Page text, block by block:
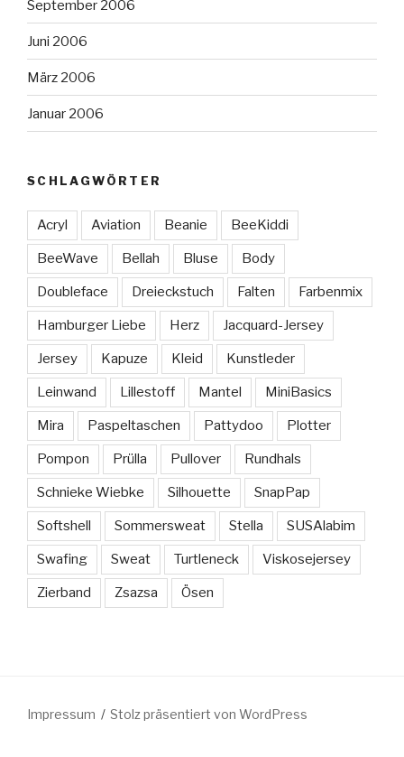
September 2006
Juni 2006
März 2006
Januar 2006
SCHLAGWÖRTER
Acryl Aviation Beanie BeeKiddi
BeeWave Bellah Bluse Body
Doubleface Dreieckstuch Falten Farbenmix
Hamburger Liebe Herz Jacquard-Jersey
Jersey Kapuze Kleid Kunstleder
Leinwand Lillestoff Mantel MiniBasics
Mira Paspeltaschen Pattydoo Plotter
Pompon Prülla Pullover Rundhals
Schnieke Wiebke Silhouette SnapPap
Softshell Sommersweat Stella SUSAlabim
Swafing Sweat Turtleneck Viskosejersey
Zierband Zsazsa Ösen
Impressum Stolz präsentiert von WordPress